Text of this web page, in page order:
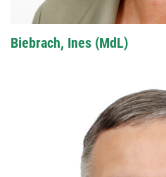
Biebrach, Ines (MdL)